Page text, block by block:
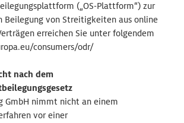
(„OS-Plattform“) zur
Beilegung von Streitigkeiten aus online
erreichen Sie unter folgendem
consumers/odr/
nach dem
GmbH nimmt nicht an einem
vor einer